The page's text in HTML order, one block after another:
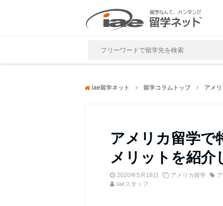
iae留学ネット 留学コラムトップ アメ
アメリカ留学で
メリットを紹介
2020年5月18日 アメリカ留学
iaeスタッフ